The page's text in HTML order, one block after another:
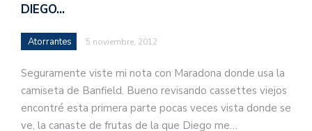
DIEGO…
Atorrantes 5 noviembre, 2012
Seguramente viste mi nota con Maradona donde usa la
camiseta de Banfield. Bueno revisando cassettes viejos
encontré esta primera parte pocas veces vista donde se
ve, la canaste de frutas de la que Diego me…